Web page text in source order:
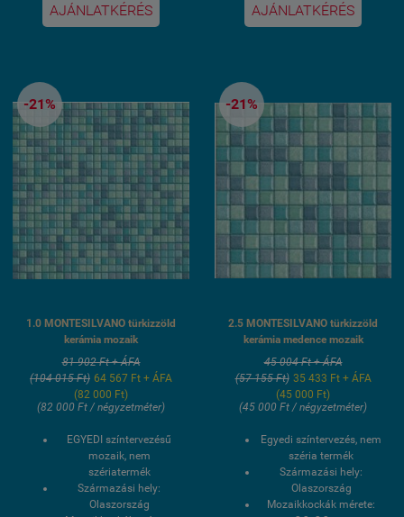
Speciális
medenceburkolásra
AJÁNLATKÉRÉS
Speciális
medenceburkolásra
AJÁNLATKÉRÉS
-21%
1.0 MONTESILVANO türkizzöld
kerámia mozaik
81 902 Ft + ÁFA
(104 015 Ft) 64 567 Ft + ÁFA
(82 000 Ft)
(82 000 Ft / négyzetméter)
EGYEDI színtervezésű
mozaik, nem
szériatermék
Származási hely:
Olaszország
-21%
2.5 MONTESILVANO türkizzöld
kerámia medence mozaik
45 004 Ft + ÁFA
(57 155 Ft) 35 433 Ft + ÁFA
(45 000 Ft)
(45 000 Ft / négyzetméter)
Egyedi színtervezés, nem
széria termék
Származási hely:
Olaszország
Mozaikkockák mérete: